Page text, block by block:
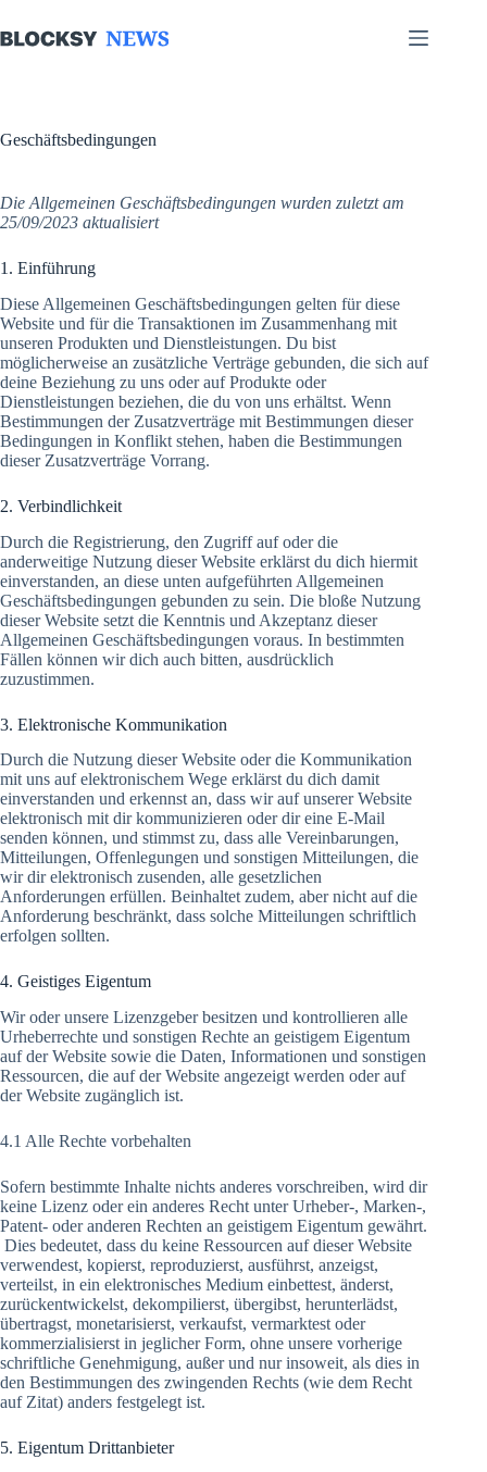
Inhalt
springen
Geschäftsbedingungen
Die Allgemeinen Geschäftsbedingungen wurden zuletzt am
25/09/2023 aktualisiert
1. Einführung
Diese Allgemeinen Geschäftsbedingungen gelten für diese
Website und für die Transaktionen im Zusammenhang mit
unseren Produkten und Dienstleistungen. Du bist
möglicherweise an zusätzliche Verträge gebunden, die sich auf
deine Beziehung zu uns oder auf Produkte oder
Dienstleistungen beziehen, die du von uns erhältst. Wenn
Bestimmungen der Zusatzverträge mit Bestimmungen dieser
Bedingungen in Konflikt stehen, haben die Bestimmungen
dieser Zusatzverträge Vorrang.
2. Verbindlichkeit
Durch die Registrierung, den Zugriff auf oder die
anderweitige Nutzung dieser Website erklärst du dich hiermit
einverstanden, an diese unten aufgeführten Allgemeinen
Geschäftsbedingungen gebunden zu sein. Die bloße Nutzung
dieser Website setzt die Kenntnis und Akzeptanz dieser
Allgemeinen Geschäftsbedingungen voraus. In bestimmten
Fällen können wir dich auch bitten, ausdrücklich
zuzustimmen.
3. Elektronische Kommunikation
Durch die Nutzung dieser Website oder die Kommunikation
mit uns auf elektronischem Wege erklärst du dich damit
einverstanden und erkennst an, dass wir auf unserer Website
elektronisch mit dir kommunizieren oder dir eine E-Mail
senden können, und stimmst zu, dass alle Vereinbarungen,
Mitteilungen, Offenlegungen und sonstigen Mitteilungen, die
wir dir elektronisch zusenden, alle gesetzlichen
Anforderungen erfüllen. Beinhaltet zudem, aber nicht auf die
Anforderung beschränkt, dass solche Mitteilungen schriftlich
erfolgen sollten.
4. Geistiges Eigentum
Wir oder unsere Lizenzgeber besitzen und kontrollieren alle
Urheberrechte und sonstigen Rechte an geistigem Eigentum
auf der Website sowie die Daten, Informationen und sonstigen
Ressourcen, die auf der Website angezeigt werden oder auf
der Website zugänglich ist.
4.1 Alle Rechte vorbehalten
Sofern bestimmte Inhalte nichts anderes vorschreiben, wird dir
keine Lizenz oder ein anderes Recht unter Urheber-, Marken-,
Patent- oder anderen Rechten an geistigem Eigentum gewährt.
Dies bedeutet, dass du keine Ressourcen auf dieser Website
verwendest, kopierst, reproduzierst, ausführst, anzeigst,
verteilst, in ein elektronisches Medium einbettest, änderst,
zurückentwickelst, dekompilierst, übergibst, herunterlädst,
übertragst, monetarisierst, verkaufst, vermarktest oder
kommerzialisierst in jeglicher Form, ohne unsere vorherige
schriftliche Genehmigung, außer und nur insoweit, als dies in
den Bestimmungen des zwingenden Rechts (wie dem Recht
auf Zitat) anders festgelegt ist.
5. Eigentum Drittanbieter